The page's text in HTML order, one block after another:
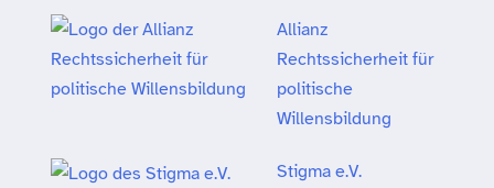
Allianz
Rechtssicherheit für
politische
Willensbildung
Stigma e.V.